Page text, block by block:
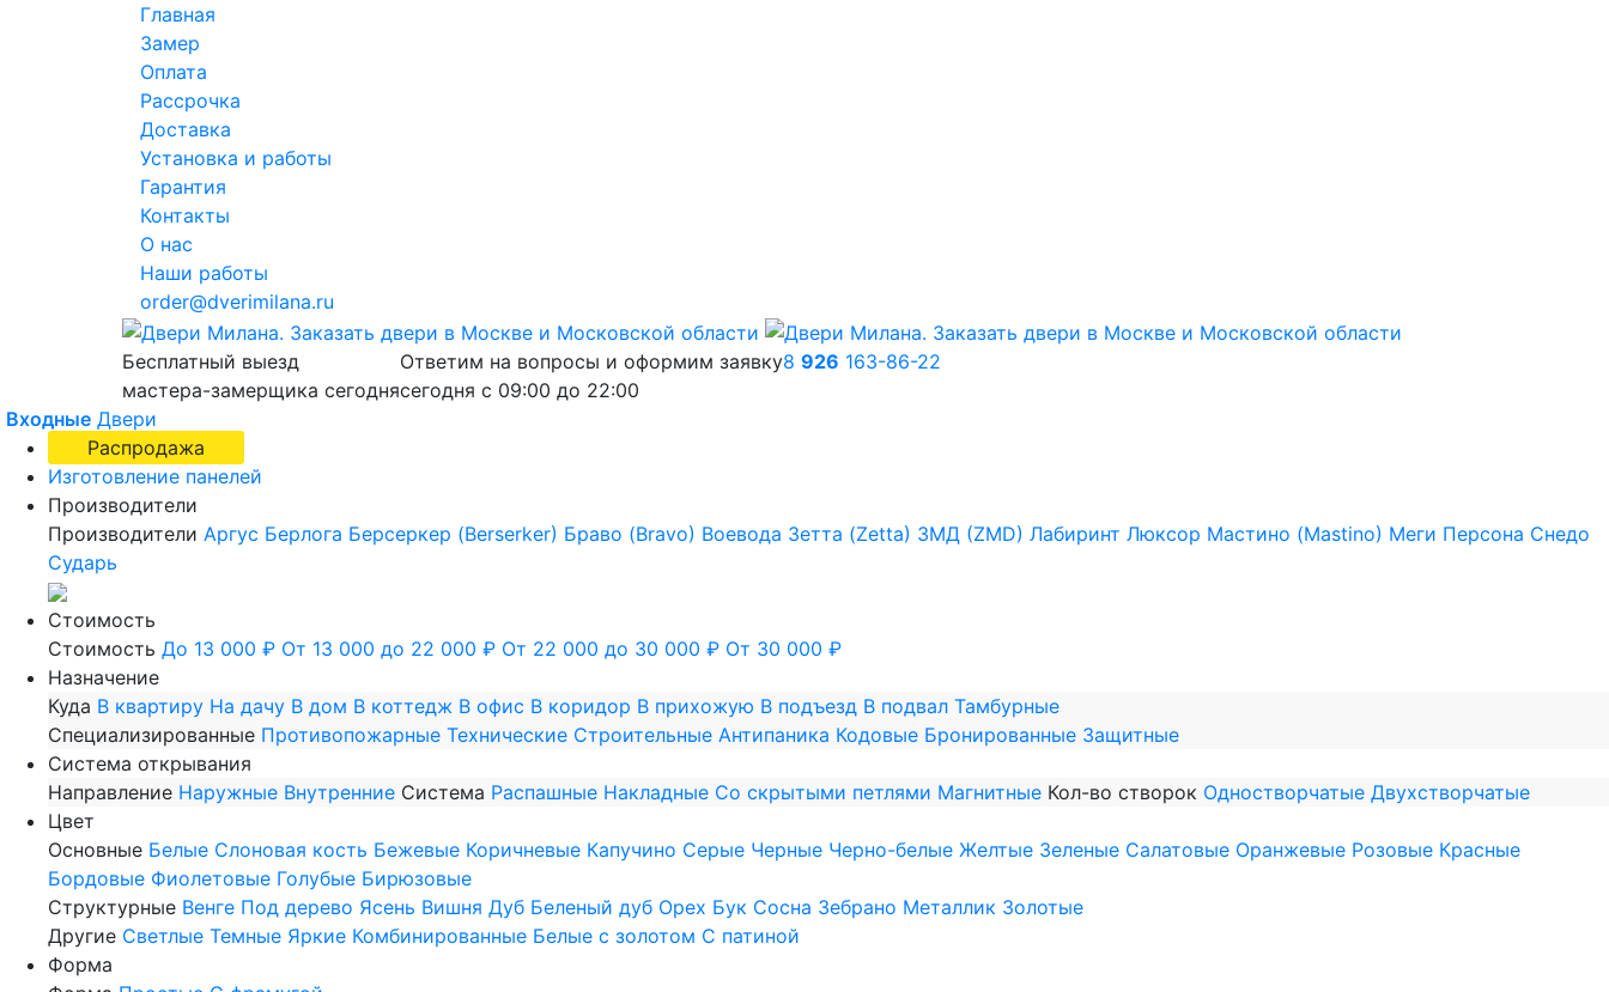
Главная
Замер
Оплата
Рассрочка
Доставка
Установка и работы
Гарантия
Контакты
О нас
Наши работы
order@dverimilana.ru
Бесплатный выезд
мастера-замерщика сегодня
Ответим на вопросы и оформим заявку
сегодня с 09:00 до 22:00
8 926 163-86-22
Входные Двери
Распродажа
Изготовление панелей
Производители
Производители Аргус Берлога Берсеркер (Berserker) Браво (Bravo) Воевода Зетта (Zetta) ЗМД (ZMD) Лабиринт Люксор Мастино (Mastino) Меги Персона Снедо
Сударь
Стоимость
Стоимость До 13 000 ₽ От 13 000 до 22 000 ₽ От 22 000 до 30 000 ₽ От 30 000 ₽
Назначение
Куда В квартиру На дачу В дом В коттедж В офис В коридор В прихожую В подъезд В подвал Тамбурные
Специализированные Противопожарные Технические Строительные Антипаника Кодовые Бронированные Защитные
Система открывания
Направление Наружные Внутренние Система Распашные Накладные Со скрытыми петлями Магнитные Кол-во створок Одностворчатые Двухстворчатые
Цвет
Основные Белые Слоновая кость Бежевые Коричневые Капучино Серые Черные Черно-белые Желтые Зеленые Салатовые Оранжевые Розовые Красные
Бордовые Фиолетовые Голубые Бирюзовые
Структурные Венге Под дерево Ясень Вишня Дуб Беленый дуб Орех Бук Сосна Зебрано Металлик Золотые
Другие Светлые Темные Яркие Комбинированные Белые с золотом С патиной
Форма